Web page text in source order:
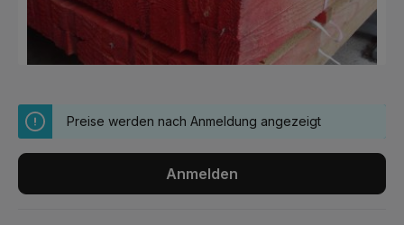
Preise werden nach Anmeldung angezeigt
Anmelden